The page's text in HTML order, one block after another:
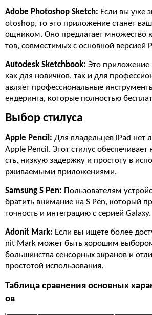
Adobe Photoshop Sketch: Если вы уже
otoshop, то это приложение станет
ощником. Оно предлагает множество
тов, совместимых с основной версией
Autodesk Sketchbook: Это приложение
как для новичков, так и для
авляет профессиональные
ендеринга, которые полностью
Выбор стилуса
Apple Pencil: Для владельцев iPad нет
Apple Pencil. Этот стилус
сть, низкую задержку и простоту в
рживаемыми приложениями.
Samsung S Pen: Пользователям
братить внимание на S Pen, который
точность и интеграцию с серией Galaxy.
Adonit Mark: Если вы ищете более
nit Mark может быть хорошим
большинства сенсорных экранов и
простотой использования.
Таблица сравнения основных
ов